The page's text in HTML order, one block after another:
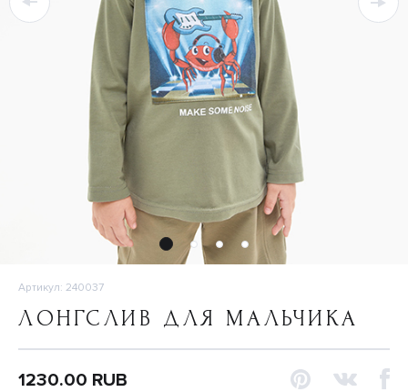
Артикул: 240037
ЛОНГСЛИВ ДЛЯ МАЛЬЧИКА
1230.00 RUB